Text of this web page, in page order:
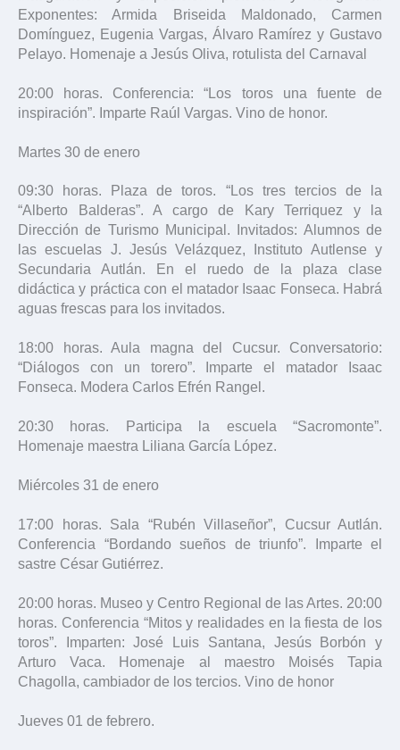
Exponentes: Armida Briseida Maldonado, Carmen
Domínguez, Eugenia Vargas, Álvaro Ramírez y Gustavo
Pelayo. Homenaje a Jesús Oliva, rotulista del Carnaval
20:00 horas. Conferencia: “Los toros una fuente de
inspiración”. Imparte Raúl Vargas. Vino de honor.
Martes 30 de enero
09:30 horas. Plaza de toros. “Los tres tercios de la
“Alberto Balderas”. A cargo de Kary Terriquez y la
Dirección de Turismo Municipal. Invitados: Alumnos de
las escuelas J. Jesús Velázquez, Instituto Autlense y
Secundaria Autlán. En el ruedo de la plaza clase
didáctica y práctica con el matador Isaac Fonseca. Habrá
aguas frescas para los invitados.
18:00 horas. Aula magna del Cucsur. Conversatorio:
“Diálogos con un torero”. Imparte el matador Isaac
Fonseca. Modera Carlos Efrén Rangel.
20:30 horas. Participa la escuela “Sacromonte”.
Homenaje maestra Liliana García López.
Miércoles 31 de enero
17:00 horas. Sala “Rubén Villaseñor”, Cucsur Autlán.
Conferencia “Bordando sueños de triunfo”. Imparte el
sastre César Gutiérrez.
20:00 horas. Museo y Centro Regional de las Artes. 20:00
horas. Conferencia “Mitos y realidades en la fiesta de los
toros”. Imparten: José Luis Santana, Jesús Borbón y
Arturo Vaca. Homenaje al maestro Moisés Tapia
Chagolla, cambiador de los tercios. Vino de honor
Jueves 01 de febrero.